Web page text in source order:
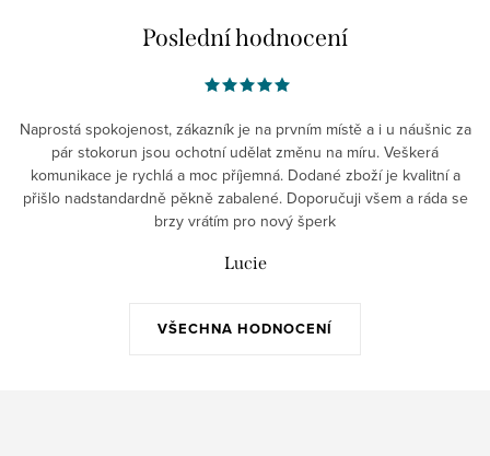
Poslední hodnocení
VŠECHNA HODNOCENÍ
Naprostá spokojenost, zákazník je na prvním místě a i u náušnic za
pár stokorun jsou ochotní udělat změnu na míru. Veškerá
komunikace je rychlá a moc příjemná. Dodané zboží je kvalitní a
přišlo nadstandardně pěkně zabalené. Doporučuji všem a ráda se
brzy vrátím pro nový šperk
Lucie